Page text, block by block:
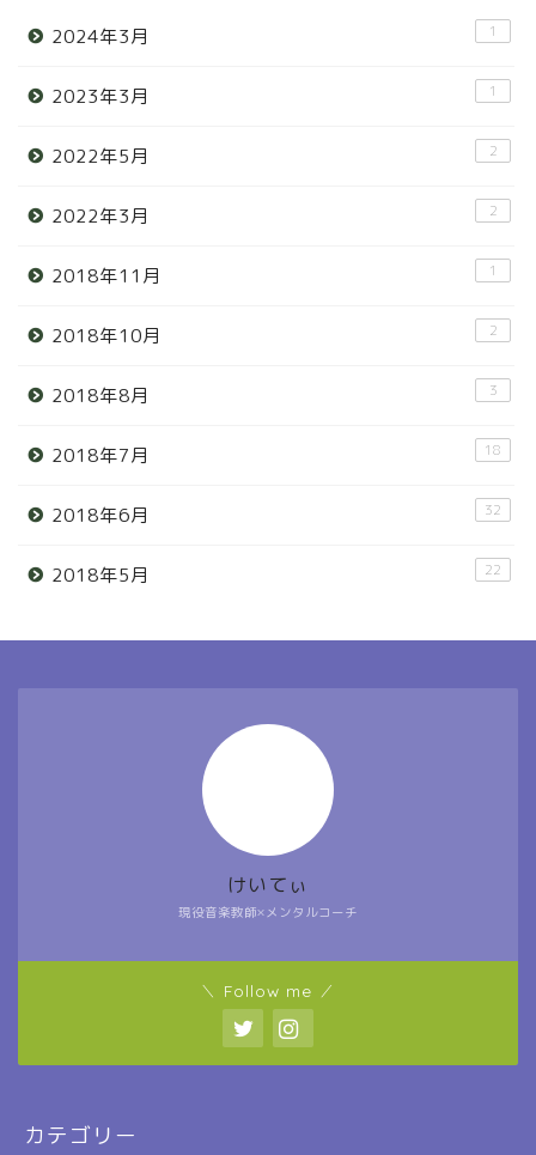
2024年3月 1
2023年3月 1
2022年5月 2
2022年3月 2
2018年11月 1
2018年10月 2
2018年8月 3
2018年7月 18
2018年6月 32
2018年5月 22
現役音楽教師×メンタルコーチ
けいてぃ
＼ Follow me ／
カテゴリー